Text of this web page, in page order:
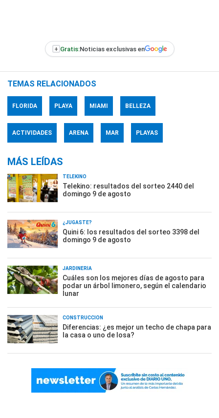
+ Gratis:Noticias exclusivas en
TEMAS RELACIONADOS
FLORIDA PLAYA MIAMI BELLEZA
ACTIVIDADES ARENA MAR PLAYAS
MÁS LEÍDAS
TELEKINO
Telekino: resultados del sorteo 2440 del
domingo 9 de agosto
¿JUGASTE?
Quini 6: los resultados del sorteo 3398 del
domingo 9 de agosto
JARDINERÍA
Cuáles son los mejores días de agosto para
podar un árbol limonero, según el calendario
lunar
CONSTRUCCIÓN
Diferencias: ¿es mejor un techo de chapa para
la casa o uno de losa?